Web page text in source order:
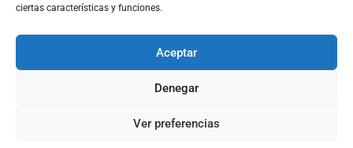
ciertas características y funciones.
Aceptar
Denegar
Ver preferencias
Política de privacidade